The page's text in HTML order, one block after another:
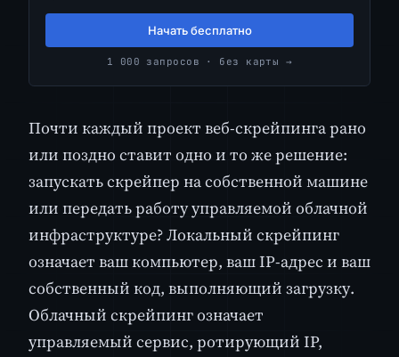
Начать бесплатно
1 000 запросов · без карты →
Почти каждый проект веб-скрейпинга рано
или поздно ставит одно и то же решение:
запускать скрейпер на собственной машине
или передать работу управляемой облачной
инфраструктуре? Локальный скрейпинг
означает ваш компьютер, ваш IP-адрес и ваш
собственный код, выполняющий загрузку.
Облачный скрейпинг означает
управляемый сервис, ротирующий IP,